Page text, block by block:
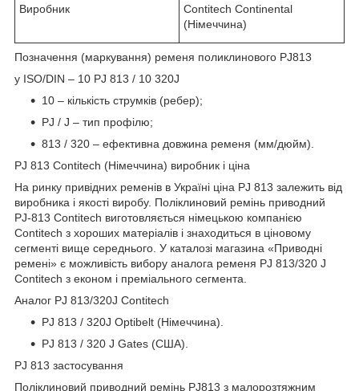
Виробник
Contitech Continental
(Німеччина)
Позначення (маркування) ременя поликлинового PJ813
у ISO/DIN – 10 PJ 813 / 10 320J
10 – кількість струмків (ребер);
PJ / J – тип профілю;
813 / 320 – ефективна довжина ременя (мм/дюйм).
PJ 813 Contitech (Німеччина) виробник і ціна
На ринку привідних ременів в Україні ціна PJ 813 залежить від
виробника і якості виробу. Поліклиновий ремінь приводний
PJ-813 Contitech виготовляється німецькою компанією
Contitech з хороших матеріалів і знаходиться в ціновому
сегменті вище середнього. У каталозі магазина «Приводні
ремені» є можливість вибору аналога ременя PJ 813/320 J
Contitech з економ і преміального сегмента.
Аналог PJ 813/320J Contitech
PJ 813 / 320J Optibelt (Німеччина).
PJ 813 / 320 J Gates (США).
PJ 813 застосування
Поліклиновий приводний ремінь PJ813 з малорозтяжним